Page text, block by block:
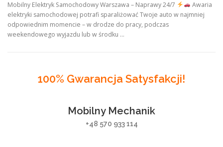
Mobilny Elektryk Samochodowy Warszawa – Naprawy 24/7
Awaria
elektryki samochodowej potrafi sparaliżować Twoje auto w najmniej
odpowiednim momencie – w drodze do pracy, podczas
weekendowego wyjazdu lub w środku …
100% Gwarancja Satysfakcji!
Mobilny Mechanik
+48 570 933 114